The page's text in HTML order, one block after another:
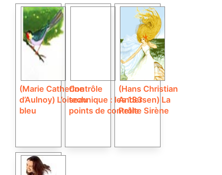
(Marie Catherine
d’Aulnoy) L’oiseau
bleu
Contrôle
technique : les 133
points de contrôle
(Hans Christian
Andersen) La
Petite Sirène